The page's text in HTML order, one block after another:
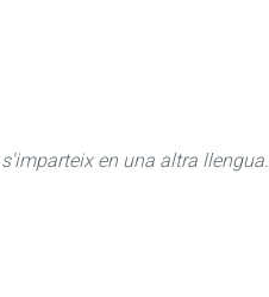
en una altra llengua.